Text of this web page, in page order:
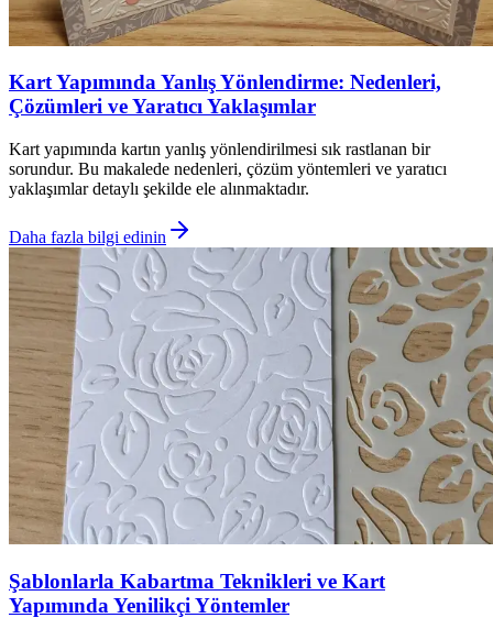
Kart Yapımında Yanlış Yönlendirme: Nedenleri,
Çözümleri ve Yaratıcı Yaklaşımlar
Kart yapımında kartın yanlış yönlendirilmesi sık rastlanan bir
sorundur. Bu makalede nedenleri, çözüm yöntemleri ve yaratıcı
yaklaşımlar detaylı şekilde ele alınmaktadır.
Daha fazla bilgi edinin
Şablonlarla Kabartma Teknikleri ve Kart
Yapımında Yenilikçi Yöntemler